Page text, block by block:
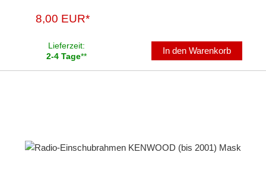
8,00 EUR*
Lieferzeit:
2-4 Tage**
In den Warenkorb